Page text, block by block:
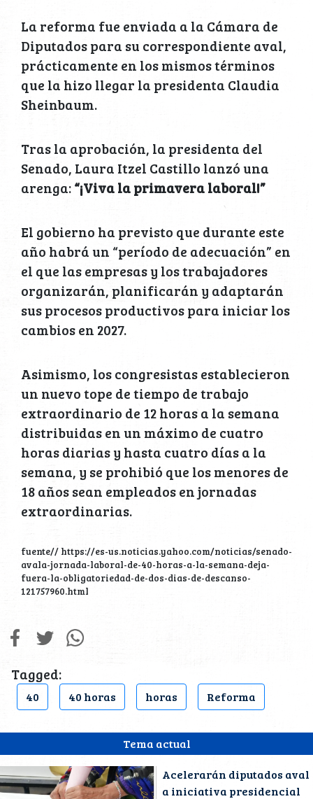
Tema actual
Acelerarán diputados aval
a iniciativa presidencial
La reforma fue enviada a la Cámara de
Diputados para su correspondiente aval,
prácticamente en los mismos términos
que la hizo llegar la presidenta Claudia
Sheinbaum.
Tras la aprobación, la presidenta del
Senado, Laura Itzel Castillo lanzó una
arenga:“¡Viva la primavera laboral!”
El gobierno ha previsto que durante este
año habrá un “período de adecuación” en
el que las empresas y los trabajadores
organizarán, planificarán y adaptarán
sus procesos productivos para iniciar los
cambios en 2027.
Asimismo, los congresistas establecieron
un nuevo tope de tiempo de trabajo
extraordinario de 12 horas a la semana
distribuidas en un máximo de cuatro
horas diarias y hasta cuatro días a la
semana, y se prohibió que los menores de
18 años sean empleados en jornadas
extraordinarias.
fuente// https://es-us.noticias.yahoo.com/noticias/senado-
avala-jornada-laboral-de-40-horas-a-la-semana-deja-
fuera-la-obligatoriedad-de-dos-dias-de-descanso-
121757960.html
Tagged:
40 40 horas horas Reforma